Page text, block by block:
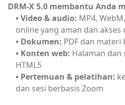
DRM-X 5.0 membantu Anda
• Video & audio: MP4,
• Dokumen:
• Konten web: Halaman dan
• Pertemuan & pelatihan:
dan sesi berbasis Zoom